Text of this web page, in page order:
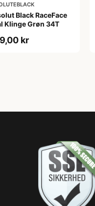
Black RaceFace
Klinge Grøn 34T
kr